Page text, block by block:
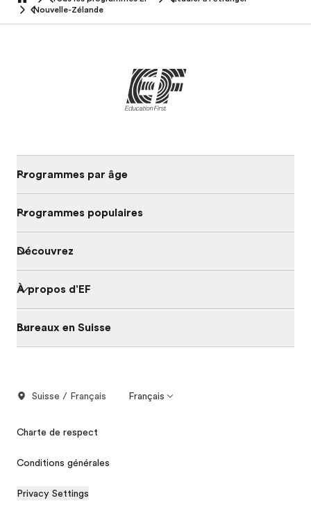
home
Nouvelle-Zélande
Programmes par âge
Programmes populaires
Découvrez
À propos d'EF
Bureaux en Suisse
Suisse / Français Français
Charte de respect
Conditions générales
Privacy Settings